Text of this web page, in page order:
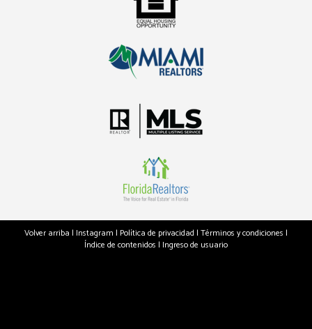
Volver arriba | Instagram | Política de privacidad | Términos y condiciones |
Índice de contenidos | Ingreso de usuario